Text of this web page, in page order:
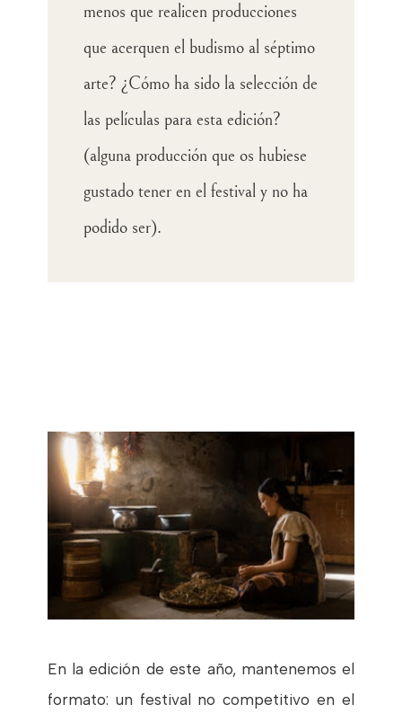
menos que realicen producciones
que acerquen el budismo al séptimo
arte? ¿Cómo ha sido la selección de
las películas para esta edición?
(alguna producción que os hubiese
gustado tener en el festival y no ha
podido ser).
En la edición de este año, mantenemos el
formato: un festival no competitivo en el